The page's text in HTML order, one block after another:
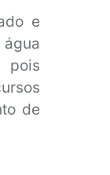
e
pois
de